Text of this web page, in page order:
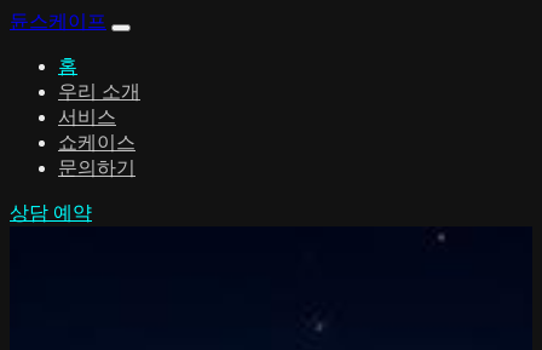
듄스케이프
홈
우리 소개
서비스
쇼케이스
문의하기
상담 예약